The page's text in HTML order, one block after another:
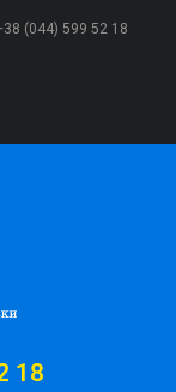
(044) 599 52 18
18